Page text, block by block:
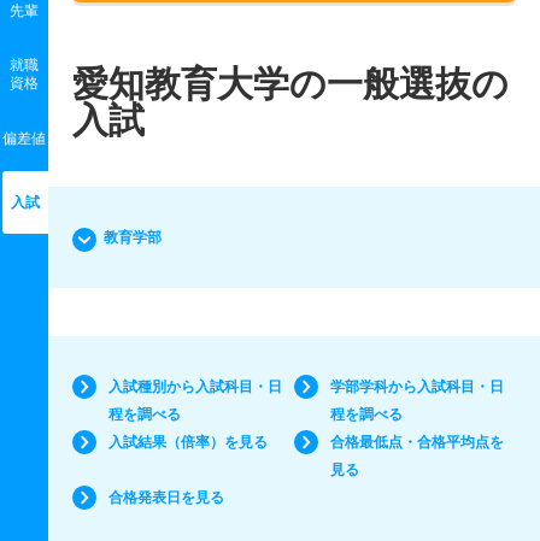
先輩
就職
資格
偏差値
入試
愛知教育大学の一般選抜の
入試
教育学部
入試種別から入試科目・日
程を調べる
学部学科から入試科目・日
程を調べる
入試結果（倍率）を見る
合格最低点・合格平均点を
見る
合格発表日を見る